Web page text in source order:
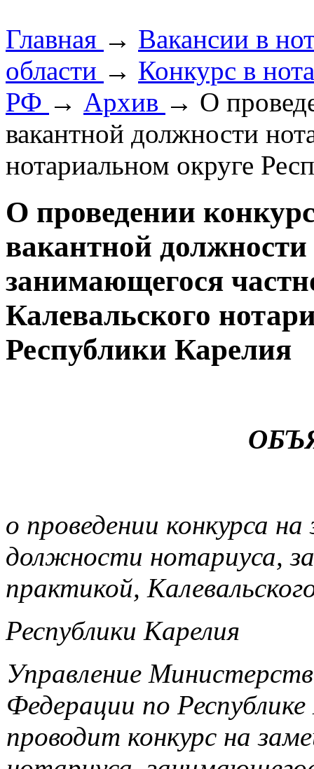
Главная → Вакансии в
области → Конкурс в
РФ → Архив → О
вакантной должности
нотариальном округе
О проведении
вакантной должности
занимающегося
Калевальского
Республики Карелия
о проведении конкурса
должности нотариуса,
практикой,
Республики Карелия
Управление
Федерации по
проводит конкурс на